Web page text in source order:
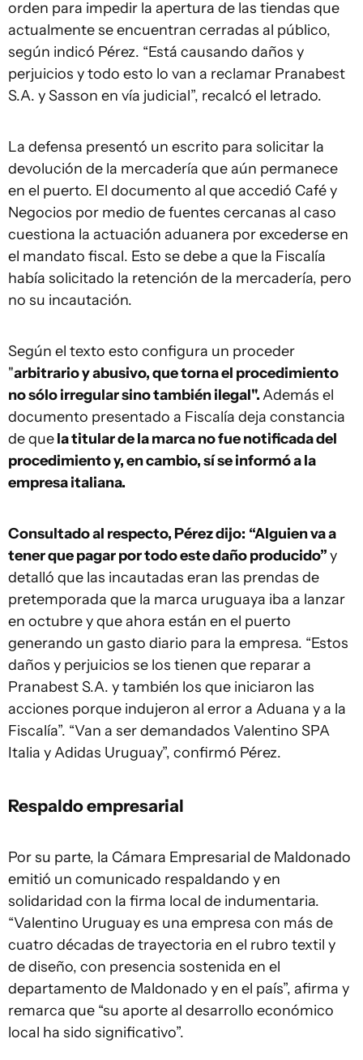
orden para impedir la apertura de las tiendas que
actualmente se encuentran cerradas al público,
según indicó Pérez. “Está causando daños y
perjuicios y todo esto lo van a reclamar Pranabest
S.A. y Sasson en vía judicial”, recalcó el letrado.
La defensa presentó un escrito para solicitar la
devolución de la mercadería que aún permanece
en el puerto. El documento al que accedió Café y
Negocios por medio de fuentes cercanas al caso
cuestiona la actuación aduanera por excederse en
el mandato fiscal. Esto se debe a que la Fiscalía
había solicitado la retención de la mercadería, pero
no su incautación.
Según el texto esto configura un proceder
"arbitrario y abusivo, que torna el procedimiento
no sólo irregular sino también ilegal".Además el
documento presentado a Fiscalía deja constancia
de quela titular de la marca no fue notificada del
procedimiento y, en cambio, sí se informó a la
empresa italiana.
Consultado al respecto, Pérez dijo: “Alguien va a
tener que pagar por todo este daño producido”y
detalló que las incautadas eran las prendas de
pretemporada que la marca uruguaya iba a lanzar
en octubre y que ahora están en el puerto
generando un gasto diario para la empresa. “Estos
daños y perjuicios se los tienen que reparar a
Pranabest S.A. y también los que iniciaron las
acciones porque indujeron al error a Aduana y a la
Fiscalía”. “Van a ser demandados Valentino SPA
Italia y Adidas Uruguay”, confirmó Pérez.
Respaldo empresarial
Por su parte, la Cámara Empresarial de Maldonado
emitió un comunicado respaldando y en
solidaridad con la firma local de indumentaria.
“Valentino Uruguay es una empresa con más de
cuatro décadas de trayectoria en el rubro textil y
de diseño, con presencia sostenida en el
departamento de Maldonado y en el país”, afirma y
remarca que “su aporte al desarrollo económico
local ha sido significativo”.